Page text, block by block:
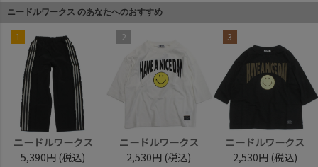
ニードルワークス のあなたへのおすすめ
1
ニードルワークス
5,390円 (税込)
2
ニードルワークス
2,530円 (税込)
3
ニードルワークス
2,530円 (税込)